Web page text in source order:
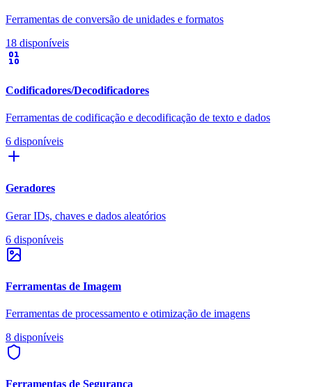
Ferramentas de conversão de unidades e formatos
18 disponíveis
Codificadores/Decodificadores
Ferramentas de codificação e decodificação de texto e dados
6 disponíveis
Geradores
Gerar IDs, chaves e dados aleatórios
6 disponíveis
Ferramentas de Imagem
Ferramentas de processamento e otimização de imagens
8 disponíveis
Ferramentas de Segurança